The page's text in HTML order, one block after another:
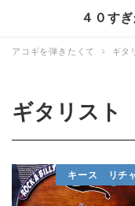
４０す
アコギを弾きたくて ギタ
ギタリスト
キース リチ